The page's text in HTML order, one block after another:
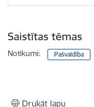
Saistītas tēmas
Notikumi: Pašvaldība
Drukāt lapu